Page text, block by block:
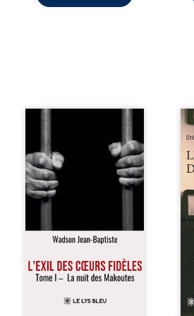
« Une nuit suffit
parfois pour briser
une famille… mais
certaines fidélités
traversent les
années. » Haïti,
sous la dictature
des Duvalier. La
peur s’étend
jusque dans les
villages les plus
reculés. À Bainet,
Jean-Joël Joli
mène une
avec sa famille.